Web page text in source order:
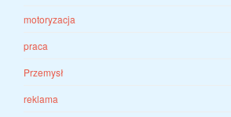
motoryzacja
praca
Przemysł
reklama